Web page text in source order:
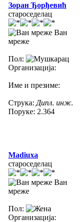
Зоран Ђорђевић
староседелац
Ван
мреже
Пол:
Организација:
Име и презиме:
Струка: Дипл. инж.
Поруке: 2.364
Madiuxa
староседелац
Ван
мреже
Пол:
Организација: